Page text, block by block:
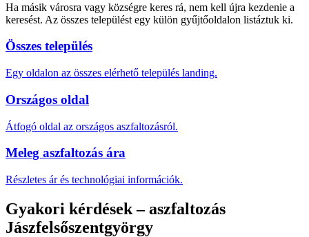
Ha másik városra vagy községre keres rá, nem kell újra kezdenie a
keresést. Az összes települést egy külön gyűjtőoldalon listáztuk ki.
Összes település
Egy oldalon az összes elérhető település landing.
Országos oldal
Átfogó oldal az országos aszfaltozásról.
Meleg aszfaltozás ára
Részletes ár és technológiai információk.
Gyakori kérdések – aszfaltozás
Jászfelsőszentgyörgy